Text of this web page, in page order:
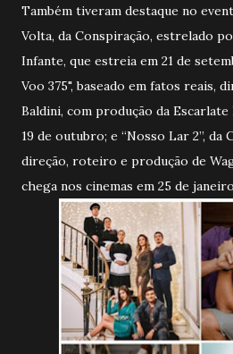
Também tiveram destaque no
Volta, da Conspiração, estrelado
Infante, que estreia em 21 de
Voo 375", baseado em fatos reais,
Baldini, com produção da
19 de outubro; e “Nosso Lar 2”, da
direção, roteiro e produção de
chega nos cinemas em 25 de